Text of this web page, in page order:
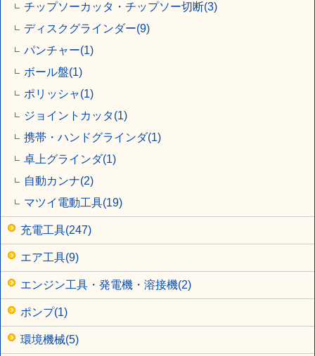
チップソーカッタ・チップソー切断(3)
ディスクグラインダー(9)
パンチャー(1)
ボール盤(1)
ポリッシャ(1)
ジョイントカッタ(1)
携帯・ハンドグラインダ(1)
卓上グラインダ(1)
自動カンナ(2)
マツイ電動工具(19)
充電工具(247)
エア工具(9)
エンジン工具・発電機・溶接機(2)
ポンプ(1)
環境機械(5)